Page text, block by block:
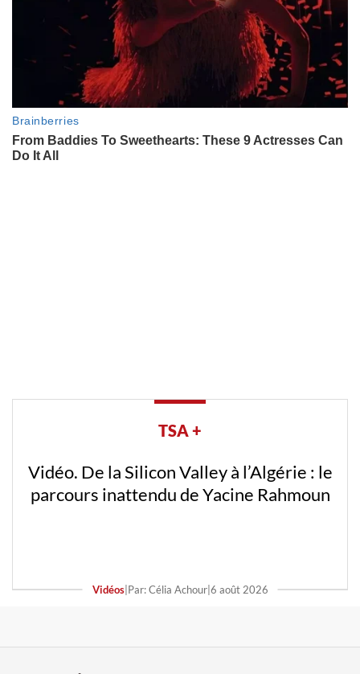
TSA +
Vidéo. De la Silicon Valley à l’Algérie : le
parcours inattendu de Yacine Rahmoun
Vidéos| Par: Célia Achour| 6 août 2026